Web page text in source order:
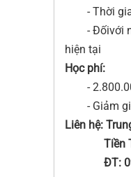
- Thời gian
- Đốivới
hiện tại
Học phí:
-
- Giảm
Liên hệ:
Tiền
ĐT: